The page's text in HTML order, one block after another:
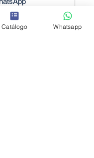
Catálogo Whatsapp